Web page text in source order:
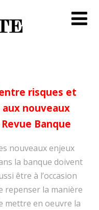
risques et
nouveaux
Banque
nouveaux enjeux
la banque doivent
être à l’occasion
repenser la manière
mettre en oeuvre la